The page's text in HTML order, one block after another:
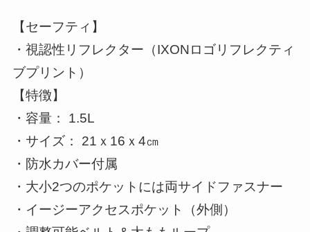
【セーフティ】
・視認性リフレクター（IXONロゴリフレクティ
ブプリント）
【特徴】
・容量： 1.5L
・サイズ： 21ｘ16ｘ4㎝
・防水カバー付属
・大小2つのポケットには両サイドファスナー
・イージーアクセスポケット（外側）